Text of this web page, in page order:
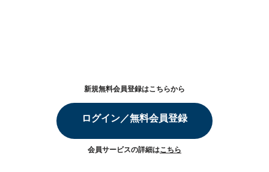
新規無料会員登録はこちらから
ログイン／無料会員登録
会員サービスの詳細はこちら